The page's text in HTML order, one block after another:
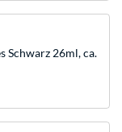
Schwarz 26ml, ca.